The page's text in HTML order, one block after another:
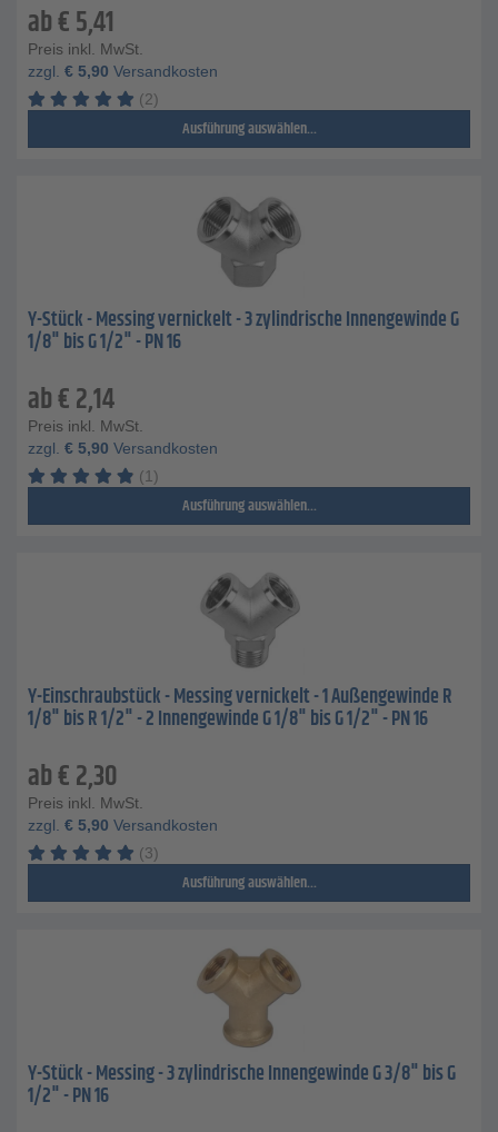
ab€5,41
Preis inkl. MwSt.
zzgl. € 5,90 Versandkosten
(2)
Ausführung auswählen...
Y-Stück - Messing vernickelt - 3 zylindrische Innengewinde G
1/8" bis G 1/2" - PN 16
ab€2,14
Preis inkl. MwSt.
zzgl. € 5,90 Versandkosten
(1)
Ausführung auswählen...
Y-Einschraubstück - Messing vernickelt - 1 Außengewinde R
1/8" bis R 1/2" - 2 Innengewinde G 1/8" bis G 1/2" - PN 16
ab€2,30
Preis inkl. MwSt.
zzgl. € 5,90 Versandkosten
(3)
Ausführung auswählen...
Y-Stück - Messing - 3 zylindrische Innengewinde G 3/8" bis G
1/2" - PN 16